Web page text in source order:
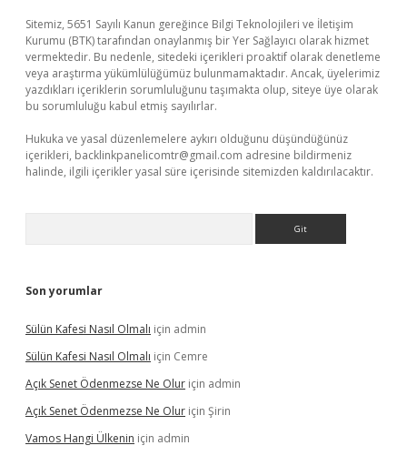
Sitemiz, 5651 Sayılı Kanun gereğince Bilgi Teknolojileri ve İletişim
Kurumu (BTK) tarafından onaylanmış bir Yer Sağlayıcı olarak hizmet
vermektedir. Bu nedenle, sitedeki içerikleri proaktif olarak denetleme
veya araştırma yükümlülüğümüz bulunmamaktadır. Ancak, üyelerimiz
yazdıkları içeriklerin sorumluluğunu taşımakta olup, siteye üye olarak
bu sorumluluğu kabul etmiş sayılırlar.
Hukuka ve yasal düzenlemelere aykırı olduğunu düşündüğünüz
içerikleri, backlinkpanelicomtr@gmail.com adresine bildirmeniz
halinde, ilgili içerikler yasal süre içerisinde sitemizden kaldırılacaktır.
Son yorumlar
Sülün Kafesi Nasıl Olmalı için admin
Sülün Kafesi Nasıl Olmalı için Cemre
Açık Senet Ödenmezse Ne Olur için admin
Açık Senet Ödenmezse Ne Olur için Şirin
Vamos Hangi Ülkenin için admin